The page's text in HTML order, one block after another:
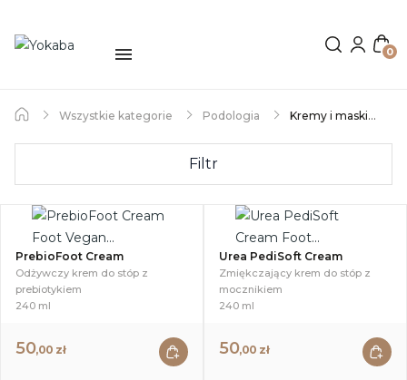
0
Wszystkie kategorie Podologia Kremy i maski
Filtr
PrebioFoot Cream
Odżywczy krem do stóp z
prebiotykiem
240 ml
50,00 zł
Urea PediSoft Cream
Zmiękczający krem do stóp z
mocznikiem
240 ml
50,00 zł